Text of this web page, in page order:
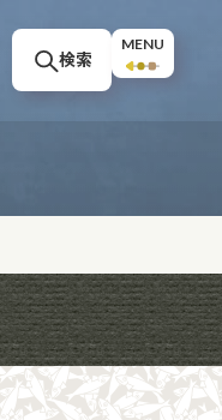
検索
MENU